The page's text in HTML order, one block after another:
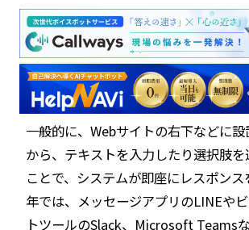
一般的に、Webサイトの右下などに
から、テキストを入力したり選択肢を
ことで、システムが即座にレスポン
年では、メッセージアプリのLINEや
トツールのSlack、Microsoft Teams